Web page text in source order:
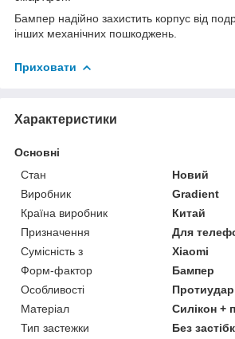
Бампер надійно захистить корпус від
інших механічних пошкоджень.
Приховати
Характеристики
Основні
Стан
Новий
Виробник
Gradient
Країна виробник
Китай
Призначення
Для
Сумісність з
Xiaomi
Форм-фактор
Бампер
Особливості
Матеріал
Силікон +
Тип застежки
Без